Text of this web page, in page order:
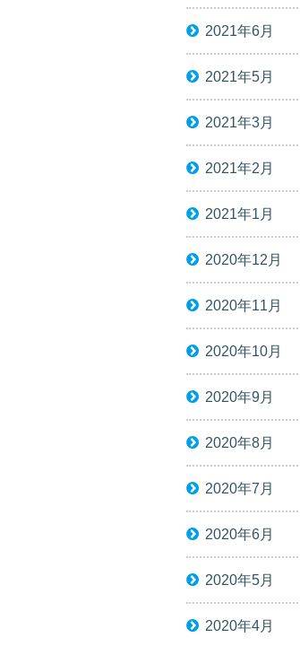
2021年6月
2021年5月
2021年3月
2021年2月
2021年1月
2020年12月
2020年11月
2020年10月
2020年9月
2020年8月
2020年7月
2020年6月
2020年5月
2020年4月